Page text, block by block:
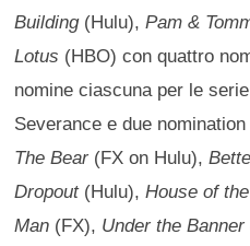
Building (Hulu),Pam &
Lotus (HBO) con quattro
nomine ciascuna per le
Severance e due
The Bear (FX on Hulu),
Dropout (Hulu),House of
Man (FX), Under the